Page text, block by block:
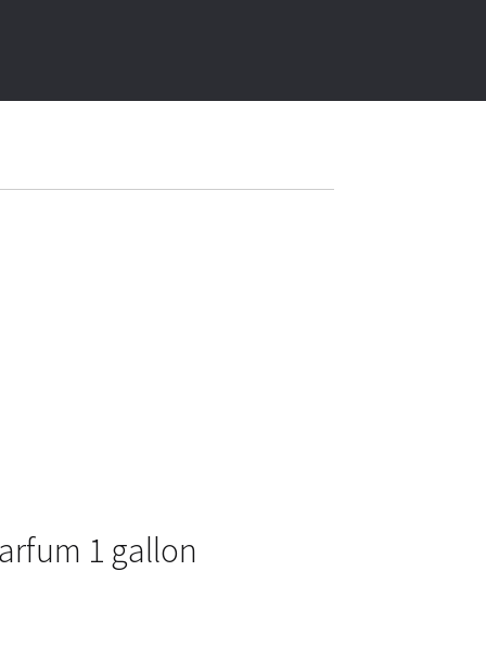
1 gallon